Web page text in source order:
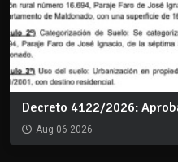
Decreto 4122/2026:
Aug 06 2026